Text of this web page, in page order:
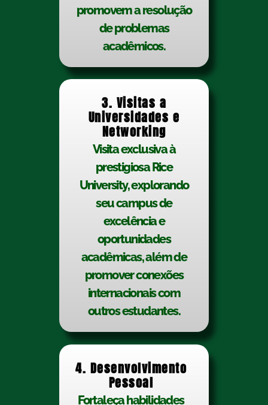
promovem a resolução
de problemas
acadêmicos.
3. Visitas a
Universidades e
Networking
Visita exclusiva à
prestigiosa Rice
University, explorando
seu campus de
excelência e
oportunidades
acadêmicas, além de
promover conexões
internacionais com
outros estudantes.
4. Desenvolvimento
Pessoal
Fortaleça habilidades